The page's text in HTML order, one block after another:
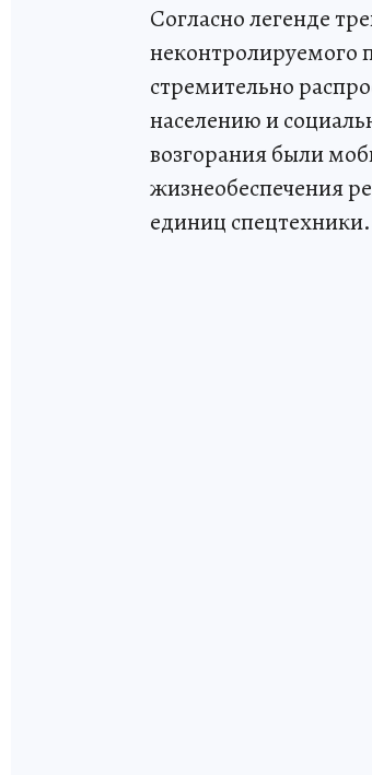
Согласно легенде
неконтролируемого
стремительно
населению и
возгорания были
жизнеобеспечения
единиц спецтехники.